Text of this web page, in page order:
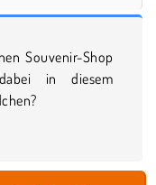
Souvenir-Shop
in diesem